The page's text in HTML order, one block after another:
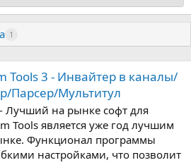
1
Tools 3 - Инвайтер в каналы/
Парсер/Мультитул
Лучший на рынке софт для
Tools является уже год лучшим
Функционал программы
настройками, что позволит